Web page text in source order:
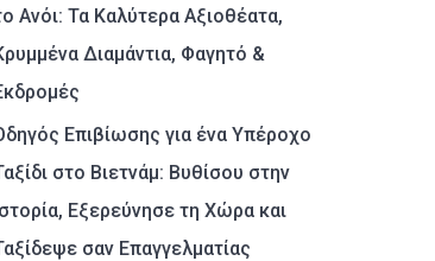
Ανόι: Τα Καλύτερα Αξιοθέατα,
Διαμάντια, Φαγητό &
Επιβίωσης για ένα Υπέροχο
στο Βιετνάμ: Βυθίσου στην
Εξερεύνησε τη Χώρα και
σαν Επαγγελματίας